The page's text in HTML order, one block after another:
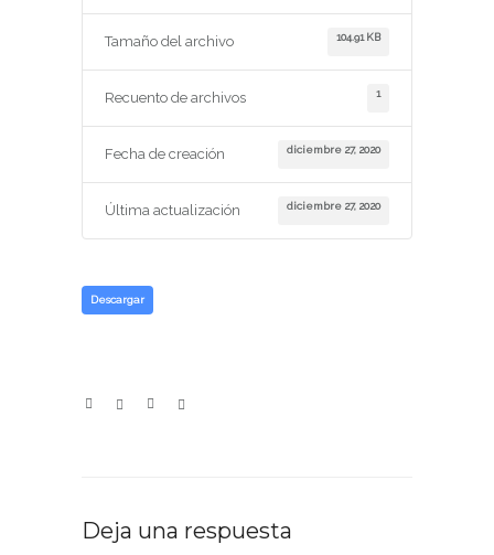
Tamaño del archivo 104.91 KB
Recuento de archivos 1
Fecha de creación diciembre 27, 2020
Última actualización diciembre 27, 2020
Descargar
Deja una respuesta